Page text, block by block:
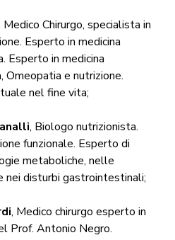
Medico Chirurgo, specialista in
Esperto in medicina
Esperto in medicina
Omeopatia e nutrizione.
nel fine vita;
, Biologo nutrizionista.
funzionale. Esperto di
metaboliche, nelle
nei disturbi gastrointestinali;
, Medico chirurgo esperto in
Prof. Antonio Negro.